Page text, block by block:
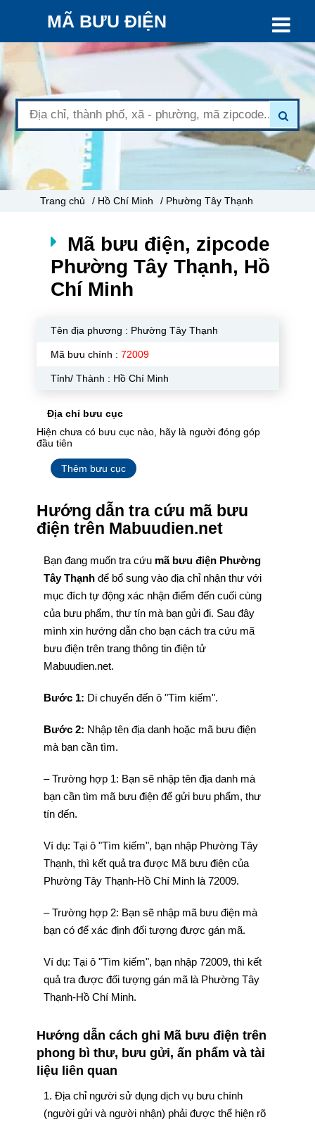
MÃ BƯU ĐIỆN
Trang chủ / Hồ Chí Minh / Phường Tây Thạnh
Mã bưu điện, zipcode
Phường Tây Thạnh, Hồ
Chí Minh
Tên địa phương : Phường Tây Thạnh
Mã bưu chính : 72009
Tỉnh/ Thành : Hồ Chí Minh
Địa chỉ bưu cục
Hiện chưa có bưu cục nào, hãy là người đóng góp
đầu tiên
Thêm bưu cục
Hướng dẫn tra cứu mã bưu
điện trên Mabuudien.net
Bạn đang muốn tra cứu mã bưu điện Phường
Tây Thạnh để bổ sung vào địa chỉ nhận thư với
mục đích tự động xác nhận điểm đến cuối cùng
của bưu phẩm, thư tín mà bạn gửi đi. Sau đây
mình xin hướng dẫn cho bạn cách tra cứu mã
bưu điện trên trang thông tin điện tử
Mabuudien.net.
Bước 1: Di chuyển đến ô "Tìm kiếm".
Bước 2: Nhập tên địa danh hoặc mã bưu điện
mà bạn cần tìm.
– Trường hợp 1: Bạn sẽ nhập tên địa danh mà
bạn cần tìm mã bưu điện để gửi bưu phẩm, thư
tín đến.
Ví dụ: Tại ô "Tìm kiếm", bạn nhập Phường Tây
Thạnh, thì kết quả tra được Mã bưu điện của
Phường Tây Thạnh-Hồ Chí Minh là 72009.
– Trường hợp 2: Bạn sẽ nhập mã bưu điện mà
bạn có để xác định đối tượng được gán mã.
Ví dụ: Tại ô "Tìm kiếm", bạn nhập 72009, thì kết
quả tra được đối tượng gán mã là Phường Tây
Thạnh-Hồ Chí Minh.
Hướng dẫn cách ghi Mã bưu điện trên
phong bì thư, bưu gửi, ấn phẩm và tài
liệu liên quan
1. Địa chỉ người sử dụng dịch vụ bưu chính
(người gửi và người nhận) phải được thể hiện rõ